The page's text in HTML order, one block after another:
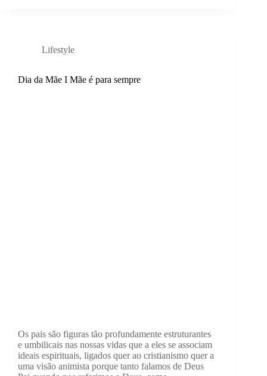
Lifestyle
Dia da Mãe I Mãe é para sempre
Os pais são figuras tão profundamente estruturantes
e umbilicais nas nossas vidas que a eles se associam
ideais espirituais, ligados quer ao cristianismo quer a
uma visão animista porque tanto falamos de Deus